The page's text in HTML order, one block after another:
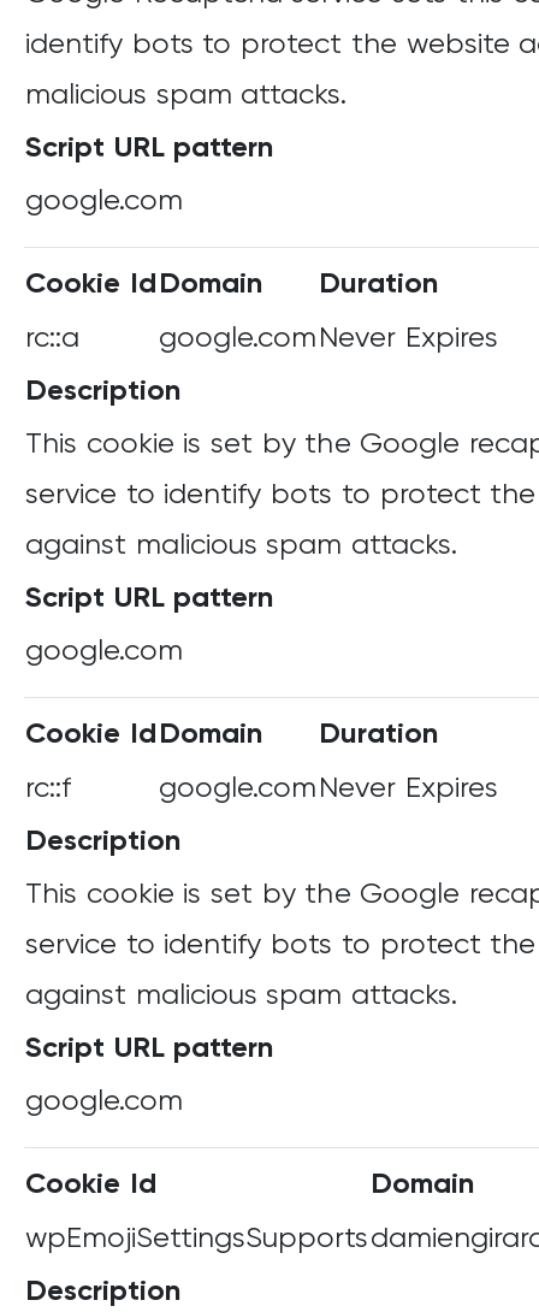
identify bots to protect the website
malicious spam attacks.
Script URL pattern
google.com
Cookie Id Domain
Duration
rc::a
google.com Never Expires
Description
This cookie is set by the Google
service to identify bots to protect
against malicious spam attacks.
Script URL pattern
google.com
Cookie Id Domain
Duration
rc::f
google.com Never Expires
Description
This cookie is set by the Google
service to identify bots to protect
against malicious spam attacks.
Script URL pattern
google.com
Cookie Id
Domain
wpEmojiSettingsSupports
Description